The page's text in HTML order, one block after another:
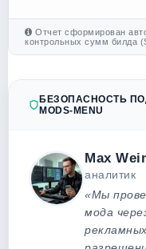
Отчет сформирован
контрольных сумм билда
БЕЗОПАСНОСТЬ
MODS-MENU
Max
аналитик
«Мы
мода